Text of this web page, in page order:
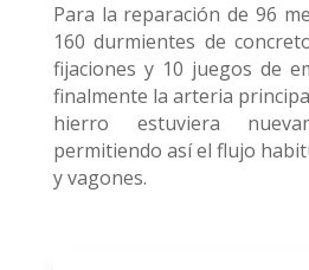
Para la reparación de 96
160 durmientes de
fijaciones y 10 juegos de
finalmente la arteria
hierro estuviera
permitiendo así el flujo
y vagones.